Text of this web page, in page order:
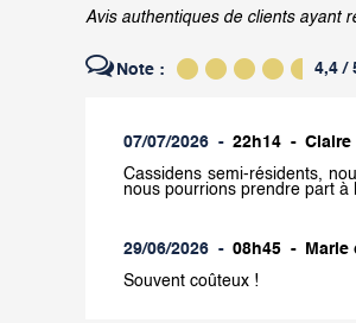
Avis authentiques de clients ayant
Note : 4,4 /
07/07/2026 22h14 Claire
Cassidens semi-résidents,
nous pourrions prendre part à
29/06/2026 08h45 Marie
Souvent coûteux !